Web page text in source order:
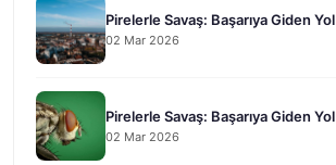
Pirelerle Savaş: Başarıya Giden Yol
02 Mar 2026
Pirelerle Savaş: Başarıya Giden Yol
02 Mar 2026